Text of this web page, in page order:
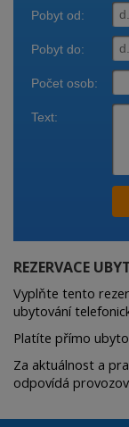
REZERVACE
Vyplňte tento
ubytování
Platíte přímo
Za aktuálnost a
odpovídá